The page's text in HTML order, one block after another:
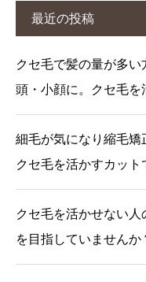
最近の投稿
クセ毛で髪の量が多
頭・小顔に。クセ毛を
細毛が気になり縮毛矯
クセ毛を活かすカッ
クセ毛を活かせない
を目指していませんか